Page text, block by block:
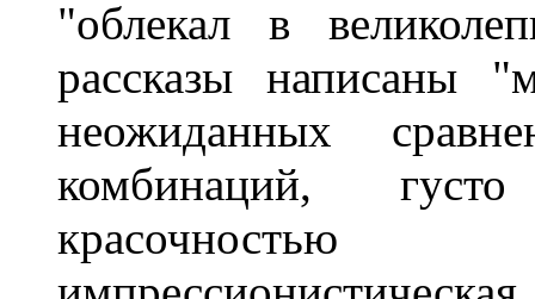
"облекал в
рассказы написаны
неожиданных
комбинаций,